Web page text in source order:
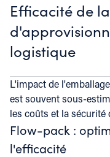
Efficacité de
logistique
L'impact de
est souvent sous-
les coûts et la sécurité
Flow-pack :
l'efficacité